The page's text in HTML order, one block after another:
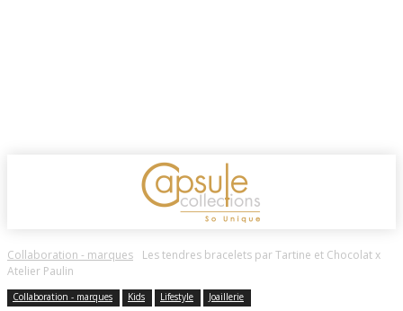
Collaboration - marques
Les tendres bracelets par Tartine et Chocolat x
Atelier Paulin
Collaboration - marques Kids Lifestyle Joaillerie